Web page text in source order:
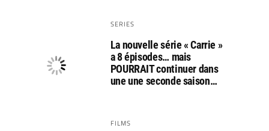
SERIES
La nouvelle série « Carrie »
a 8 épisodes… mais
POURRAIT continuer dans
une une seconde saison…
FILMS